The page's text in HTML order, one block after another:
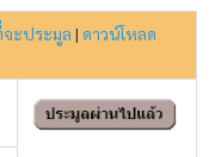
ะประมูล | ดาวน์โหลด